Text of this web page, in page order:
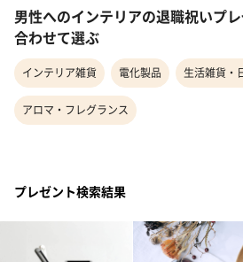
男性へのインテリアの退職祝いプ
合わせて選ぶ
インテリア雑貨 電化製品 生活雑貨・
アロマ・フレグランス
プレゼント検索結果